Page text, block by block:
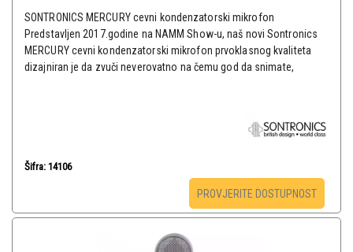
SONTRONICS MERCURY cevni kondenzatorski mikrofon
Predstavljen 2017.godine na NAMM Show-u, naš novi Sontronics
MERCURY cevni kondenzatorski mikrofon prvoklasnog kvaliteta
dizajniran je da zvuči neverovatno na čemu god da snimate,
Šifra: 14106
PROVJERITE DOSTUPNOST